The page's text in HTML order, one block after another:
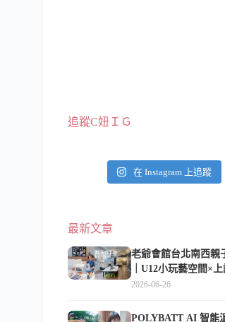
追蹤C妞ＩＧ
在 Instagram 上追蹤
最新文章
老爺會館台北南西親
｜U12小玩藝空間×
化，暑假帶孩子這樣玩
2026-06-26
POLYBATT AI 智能